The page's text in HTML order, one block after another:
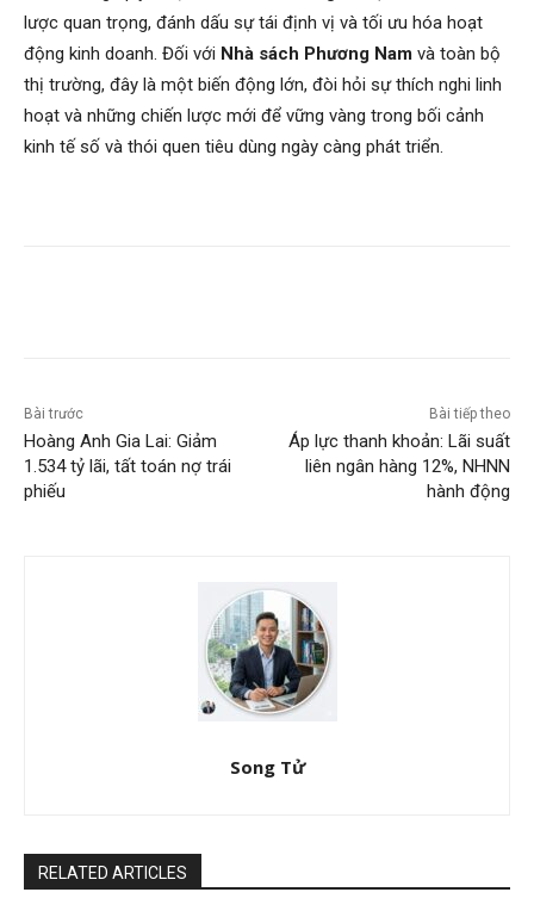
lược quan trọng, đánh dấu sự tái định vị và tối ưu hóa hoạt
động kinh doanh. Đối với Nhà sách Phương Nam và toàn bộ
thị trường, đây là một biến động lớn, đòi hỏi sự thích nghi linh
hoạt và những chiến lược mới để vững vàng trong bối cảnh
kinh tế số và thói quen tiêu dùng ngày càng phát triển.
Bài trước
Hoàng Anh Gia Lai: Giảm
1.534 tỷ lãi, tất toán nợ trái
phiếu
Bài tiếp theo
Áp lực thanh khoản: Lãi suất
liên ngân hàng 12%, NHNN
hành động
Song Tử
RELATED ARTICLES